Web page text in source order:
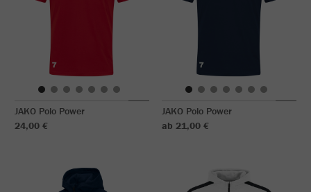
JAKO Polo Power
24,00 €
JAKO Polo Power
ab 21,00 €